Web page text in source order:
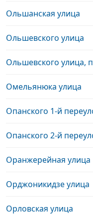
Ольшанская улица
Ольшевского улица
Ольшевского улица,
Омельянюка улица
Опанского 1-й
Опанского 2-й
Оранжерейная улица
Орджоникидзе улица
Орловская улица